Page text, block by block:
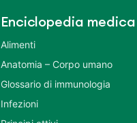
Enciclopedia medica
Alimenti
Anatomia – Corpo umano
Glossario di immunologia
Infezioni